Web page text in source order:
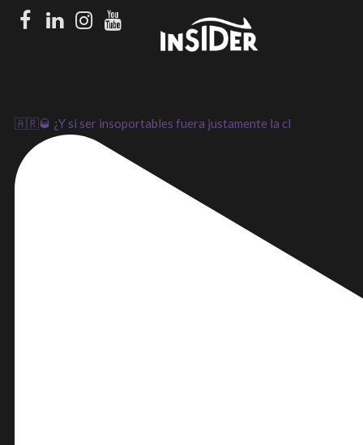
Facebook
LinkedIn
Instagram
Youtube
🇦🇷🥃 ¿Y si ser insoportables fuera justamente la cl